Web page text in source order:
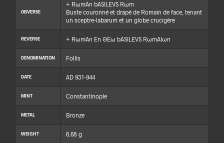
OBVERSE
+ RωmAn bASILEVS Rωm
Buste couronné et drapé de Romain de face, tenant
un sceptre-labarum et un globe crucigère
REVERSE + RωmAn En ΘEω bASILEVS RωmAIωn
DENOMINATION Follis
DATE AD 931-944
MINT Constantinople
METAL Bronze
WEIGHT 6.68 g